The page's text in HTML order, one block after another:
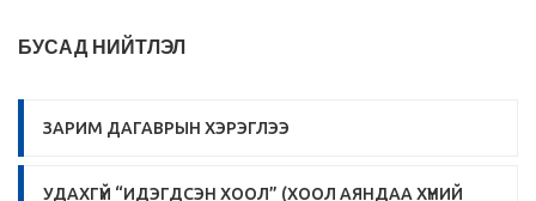
БУСАД НИЙТЛЭЛ
ЗАРИМ ДАГАВРЫН ХЭРЭГЛЭЭ
УДАХГҮЙ “ИДЭГДСЭН ХООЛ” (ХООЛ АЯНДАА ХҮНИЙ